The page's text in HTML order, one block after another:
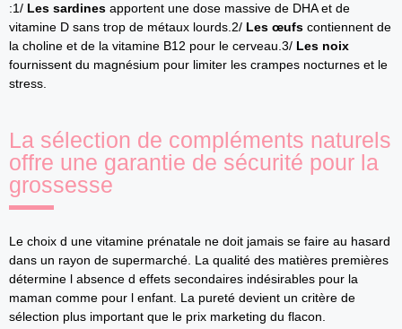
:1/ Les sardines apportent une dose massive de DHA et de
vitamine D sans trop de métaux lourds.2/ Les œufs contiennent de
la choline et de la vitamine B12 pour le cerveau.3/ Les noix
fournissent du magnésium pour limiter les crampes nocturnes et le
stress.
La sélection de compléments naturels
offre une garantie de sécurité pour la
grossesse
Le choix d une vitamine prénatale ne doit jamais se faire au hasard
dans un rayon de supermarché. La qualité des matières premières
détermine l absence d effets secondaires indésirables pour la
maman comme pour l enfant. La pureté devient un critère de
sélection plus important que le prix marketing du flacon.